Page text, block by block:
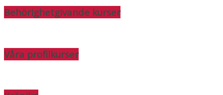
Behörighetgivande kurser
Våra profilkurser